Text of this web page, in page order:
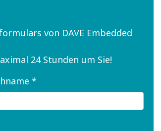
von DAVE Embedded
24 Stunden um Sie!
*